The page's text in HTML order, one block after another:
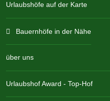
Urlaubshöfe auf der Karte
Bauernhöfe in der Nähe
über uns
Urlaubshof Award - Top-Hof